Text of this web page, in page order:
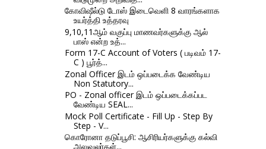
கோவிஷீல்டு டோஸ் இடைவெளி 8 வாரங்களாக
உயர்த்தி உத்தரவு
9,10,11ஆம் வகுப்பு மாணவர்களுக்கு ஆல்
பாஸ் என்ற உத்...
Form 17-C Account of Voters ( படிவம் 17-
C ) பூர்த்...
Zonal Officer இடம் ஒப்படைக்க வேண்டிய
Non Statutory...
PO - Zonal officer இடம் ஒப்படைக்கப்பட
வேண்டிய SEAL...
Mock Poll Certificate - Fill Up - Step By
Step - V...
கொரோனா தடுப்பூசி: ஆசிரியர்களுக்கு கல்வி
அலுவலர்கள்...